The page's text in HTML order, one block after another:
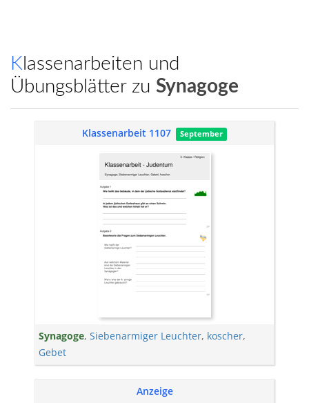
Klassenarbeiten und
Übungsblätter zu Synagoge
Klassenarbeit 1107 September
Synagoge, Siebenarmiger Leuchter, koscher,
Gebet
Anzeige